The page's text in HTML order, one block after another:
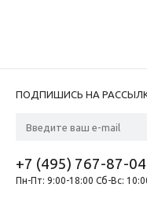
ПОДПИШИСЬ НА
+7 (495) 767-87-04
Пн-Пт: 9:00-18:00 Сб-Вс: